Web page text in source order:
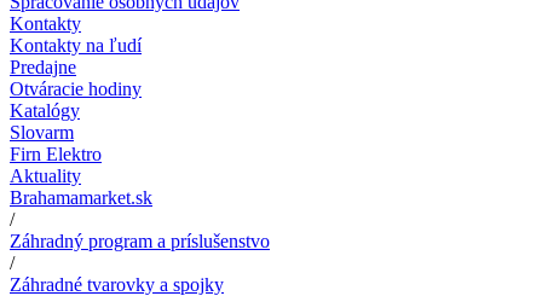
Kontakty
Kontakty na ľudí
Predajne
Otváracie hodiny
Katalógy
Slovarm
Firn Elektro
Aktuality
Brahamamarket.sk
/
Záhradný program a príslušenstvo
/
Záhradné tvarovky a spojky